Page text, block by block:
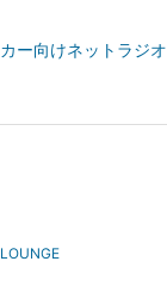
ー向けネットラジオ